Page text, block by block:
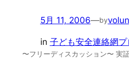
5月 11, 2006—by
in 子ども安全連絡網プ
〜フリーディスカッション〜 実